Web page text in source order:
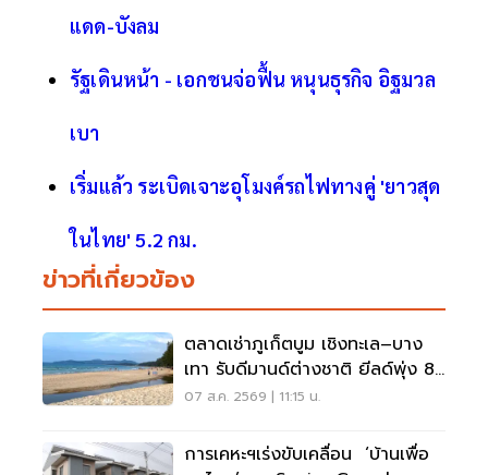
แดด-บังลม
รัฐเดินหน้า - เอกชนจ่อฟื้น หนุนธุรกิจ อิฐมวล
เบา
เริ่มแล้ว ระเบิดเจาะอุโมงค์รถไฟทางคู่ 'ยาวสุด
ในไทย' 5.2 กม.
ข่าวที่เกี่ยวข้อง
ตลาดเช่าภูเก็ตบูม เชิงทะเล–บาง
เทา รับดีมานด์ต่างชาติ ยีลด์พุ่ง 8-
12%
07 ส.ค. 2569 | 11:15 น.
การเคหะฯเร่งขับเคลื่อน ‘บ้านเพื่อ